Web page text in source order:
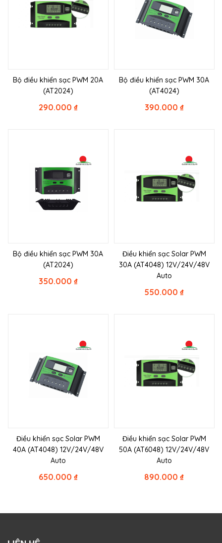
Bộ điều khiển sạc PWM 20A
(AT2024)
290.000 ₫
Bộ điều khiển sạc PWM 30A
(AT4024)
390.000 ₫
Bộ điều khiển sạc PWM 30A
(AT2024)
350.000 ₫
Điều khiển sạc Solar PWM
30A (AT4048) 12V/24V/48V
Auto
550.000 ₫
Điều khiển sạc Solar PWM
40A (AT4048) 12V/24V/48V
Auto
650.000 ₫
Điều khiển sạc Solar PWM
50A (AT6048) 12V/24V/48V
Auto
890.000 ₫